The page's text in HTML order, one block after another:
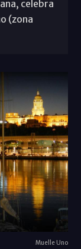
celebra
(zona
Muelle Uno